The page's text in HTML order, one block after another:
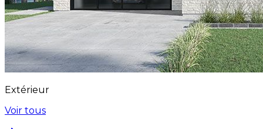
Extérieur
Voir tous